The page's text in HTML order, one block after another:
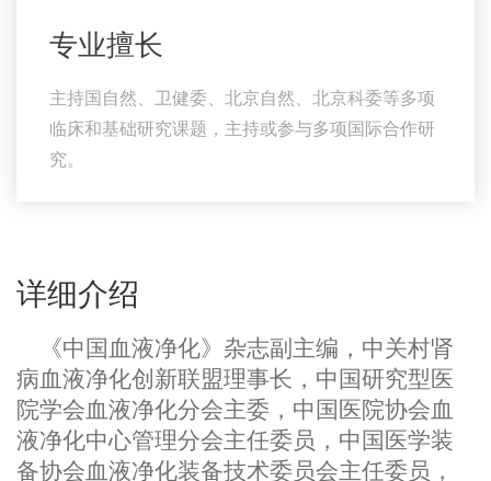
专业擅长
主持国自然、卫健委、北京自然、北京科委等多项
临床和基础研究课题，主持或参与多项国际合作研
究。
详细介绍
《中国血液净化》杂志副主编，中关村肾
病血液净化创新联盟理事长，中国研究型医
院学会血液净化分会主委，中国医院协会血
液净化中心管理分会主任委员，中国医学装
备协会血液净化装备技术委员会主任委员，